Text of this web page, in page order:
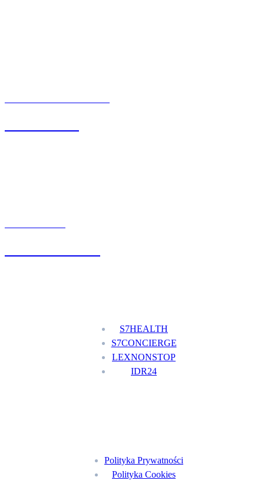
S7HEALTH
S7CONCIERGE
LEXNONSTOP
IDR24
Polityka Prywatności
Polityka Cookies